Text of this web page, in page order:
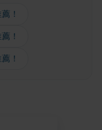
！
！
！